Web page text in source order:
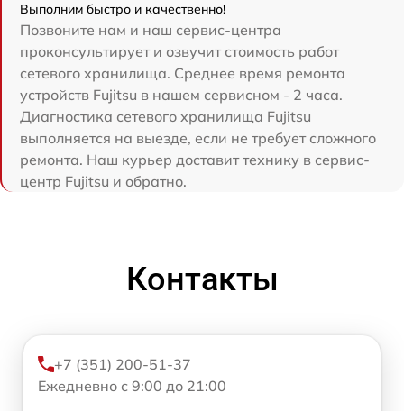
Выполним быстро и качественно!
Позвоните нам и наш сервис-центра
проконсультирует и озвучит стоимость работ
сетевого хранилища. Среднее время ремонта
устройств Fujitsu в нашем сервисном - 2 часа.
Диагностика сетевого хранилища Fujitsu
выполняется на выезде, если не требует сложного
ремонта. Наш курьер доставит технику в сервис-
центр Fujitsu и обратно.
Контакты
+7 (351) 200-51-37
Ежедневно с 9:00 до 21:00